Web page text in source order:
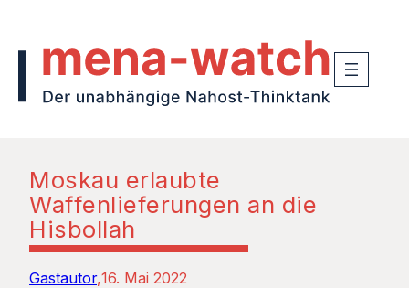
Moskau erlaubte
Waffenlieferungen an die
Hisbollah
Gastautor 16. Mai 2022